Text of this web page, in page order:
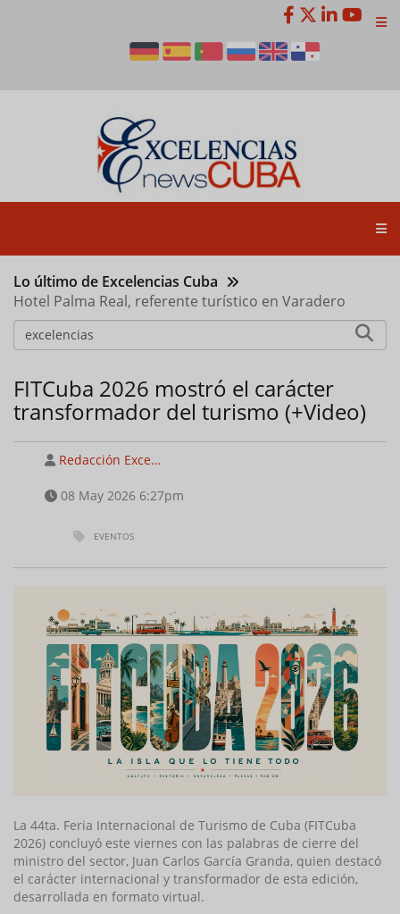
Lo último de Excelencias Cuba
Hotel Palma Real, referente turístico en Varadero
FITCuba 2026 mostró el carácter
transformador del turismo (+Video)
Redacción Exce…
08 May 2026 6:27pm
EVENTOS
La 44ta. Feria Internacional de Turismo de Cuba (FITCuba
2026) concluyó este viernes con las palabras de cierre del
ministro del sector, Juan Carlos García Granda, quien destacó
el carácter internacional y transformador de esta edición,
desarrollada en formato virtual.